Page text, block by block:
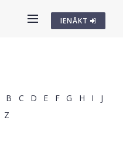
IENĀKT
B C D E F G H I
J
Z